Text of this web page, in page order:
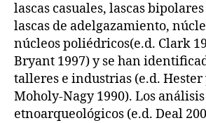
lascas casuales, lascas
lascas de adelgazamiento,
núcleos poliédricos(e.d. Clark
Bryant 1997) y se han
talleres e industrias (e.d. Hester
Moholy-Nagy 1990). Los
etnoarqueológicos (e.d. Deal